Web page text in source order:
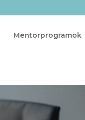
Mentorprogramok